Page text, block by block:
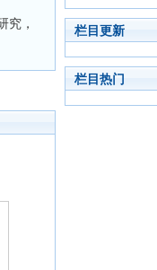
究，
栏目更新
栏目热门